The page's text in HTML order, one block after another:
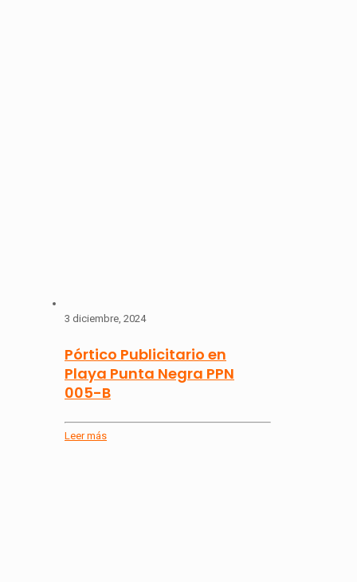
3 diciembre, 2024
Pórtico Publicitario en
Playa Punta Negra PPN
005-B
Leer más